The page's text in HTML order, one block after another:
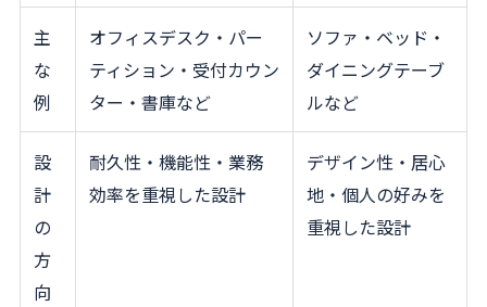
主
な
例
オフィスデスク・パー
ティション・受付カウン
ター・書庫など
ソファ・ベッド・
ダイニングテーブ
ルなど
設
計
の
方
向
耐久性・機能性・業務
効率を重視した設計
デザイン性・居心
地・個人の好みを
重視した設計